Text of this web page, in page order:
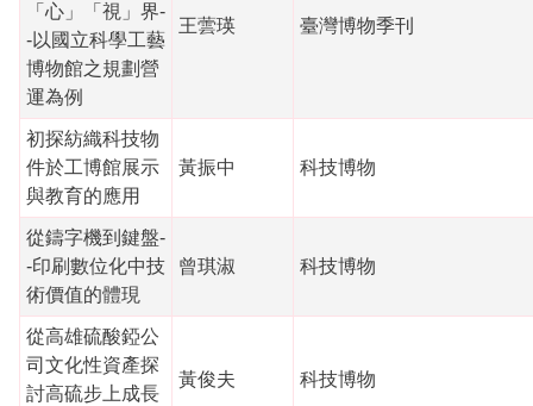
「心」「視」界-
-以國立科學工藝
博物館之規劃營
運為例
王蕓瑛 臺灣博物季刊
初探紡織科技物
件於工博館展示
與教育的應用
黃振中 科技博物
從鑄字機到鍵盤-
-印刷數位化中技
術價值的體現
曾琪淑 科技博物
從高雄硫酸錏公
司文化性資產探
討高硫步上成長
黃俊夫 科技博物